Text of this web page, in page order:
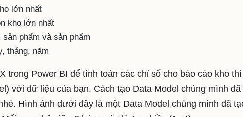
lớn nhất
kho lớn nhất
phẩm và sản phẩm
tháng, năm
trong Power BI để tính toán các chỉ số cho báo cáo kho
với dữ liệu của bạn. Cách tạo Data Model chúng mình đã
Hình ảnh dưới đây là một Data Model chúng mình đã